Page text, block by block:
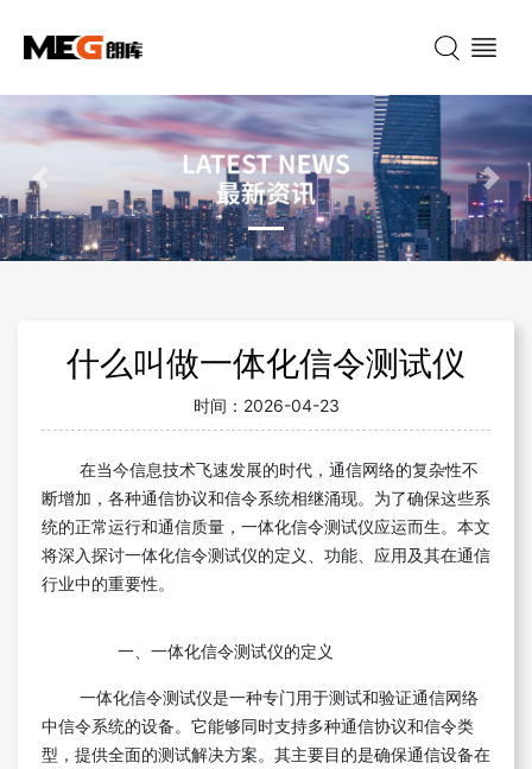
Previous Next
什么叫做一体化信令测试仪
时间： 2026-04-23
在当今信息技术飞速发展的时代，通信网络的复杂性不
断增加，各种通信协议和信令系统相继涌现。为了确保这些系
统的正常运行和通信质量，一体化信令测试仪应运而生。本文
将深入探讨一体化信令测试仪的定义、功能、应用及其在通信
行业中的重要性。
一、一体化信令测试仪的定义
一体化信令测试仪是一种专门用于测试和验证通信网络
中信令系统的设备。它能够同时支持多种通信协议和信令类
型，提供全面的测试解决方案。其主要目的是确保通信设备在